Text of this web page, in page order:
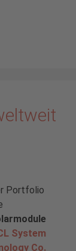
Portfolio
System
Co.